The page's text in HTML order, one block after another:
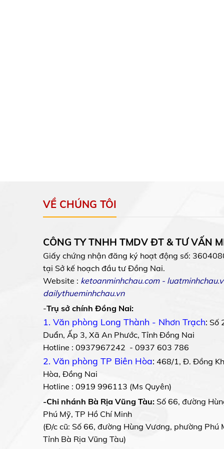
VỀ CHÚNG TÔI
CÔNG TY TNHH TMDV ĐT & TƯ VẤN
Giấy chứng nhận đăng ký hoạt động số:
tại Sở kế hoạch đầu tư Đồng Nai.
Website : ketoanminhchau.com-
dailythueminhchau.vn
-Trụ sở chính Đồng Nai:
1. Văn phòng Long Thành - Nhơn Trạch: Số
Duẩn, Ấp 3, Xã An Phước, Tỉnh Đồng Nai
Hotline : 0937967242 - 0937 603 786
2. Văn phòng TP Biên Hòa: 468/1, Đ. Đồng
Hòa, Đồng Nai
Hotline : 0919 996113 (Ms Quyên)
-Chi nhánh Bà Rịa Vũng Tàu: Số 66, đường
Phú Mỹ, TP Hồ Chí Minh
(Đ/c cũ: Số 66, đường Hùng Vương, phường Phú
Tỉnh Bà Rịa Vũng Tàu)